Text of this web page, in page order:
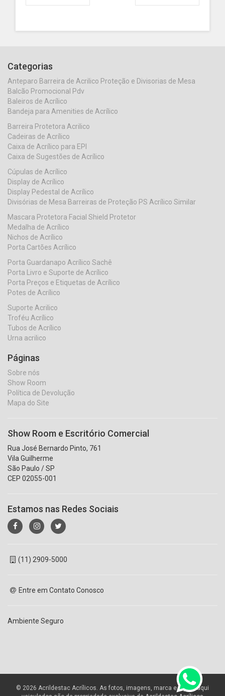
Categorias
Anteparo Barreira de Acrilico Proteção e Divisorias de Mesa
Balcão Promocional Pdv
Baleiros de Acrílico
Bandeja para Amenities de Acrílico
Barreira Protetora Acrilico
Cadeiras de Acrílico
Caixa de Acrílico para EPI
Caixa de Sugestões de Acrílico
Cúpulas de Acrílico
Display de Acrílico
Display Pedestal de Acrílico
Divisórias de Mesa Barreiras de Proteção PS Acrílico Similar
Mascara Protetora Facial Shield Protetor
Medalha de Acrílico
Nichos de Acrílico
Porta Cartões Acrílico
Porta Guardanapo Acrílico Sachê
Porta Livro e Suporte de Acrílico
Porta Preços e Etiquetas de Acrílico
Potes de Acrílico
Suporte Acrilico
Troféu Acrílico
Tubos de Acrílico
Urna acrilico
Páginas
Sobre nós
Show Room
Política de Devolução
Mapa do Site
Show Room e Escritório Comercial
Rua José Bernardo Pinto, 761
Vila Guilherme
São Paulo / SP
CEP 02055-001
Estamos nas Redes Sociais
(11) 2909-5000
Entre em Contato Conosco
Ambiente Seguro
© 2026 Acrildestac Acrílicos. As fotos, imagens, marca e layout aqui